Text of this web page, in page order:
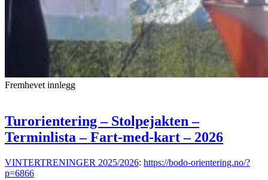
Fremhevet innlegg
Turorientering – Stolpejakten –
Terminlista – Fart-med-kart – 2026
VINTERTRENINGER 2025/2026: https://bodo-orientering.no/?
p=6866